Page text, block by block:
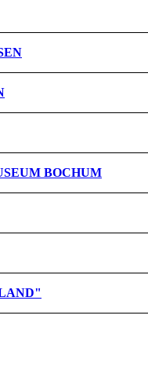
BOCHUM